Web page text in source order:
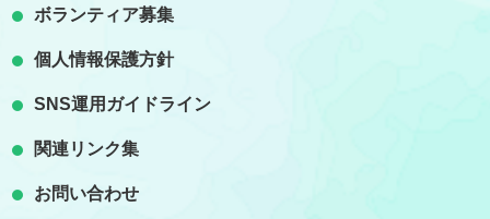
ボランティア募集
個人情報保護方針
SNS運用ガイドライン
関連リンク集
お問い合わせ